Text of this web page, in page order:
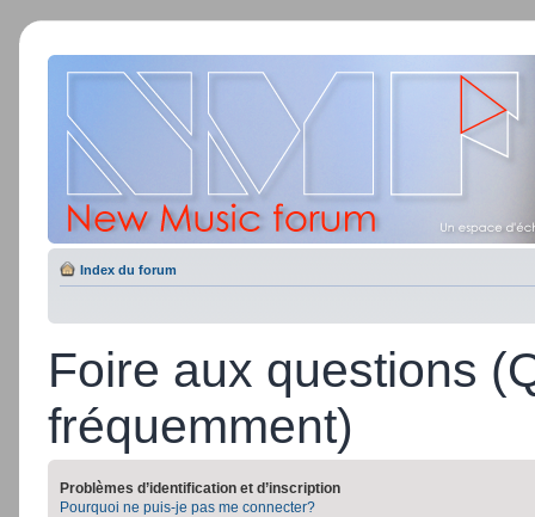
Index du forum
Foire aux questions
fréquemment)
Problèmes d’identification et d’inscription
Pourquoi ne puis-je pas me connecter?